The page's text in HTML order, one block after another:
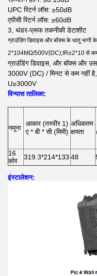
UPC रिटर्न लॉस: ≥50dB
एपीसी रिटर्न लॉस: ≥60dB
3, थंडर-प्रूफ तकनीकी डेटाशीट
ग्राउंडिंग डिवाइस और बॉक्स के धातु भागों
2*104MΩ/500V(DC);IR≥2*10 से कम
ग्राउंडिंग डिवाइस, और बॉक्स और
3000V (DC) / मिनट से कम नहीं
U≥3000V
विन्यास तालिका:
नमूना
आकार (तस्वीर 1)
ए * बी * सी (मिमी)
अधिकतम
क्षमता
16
कोर
319.3*214*133 48
इंस्टालेशन: